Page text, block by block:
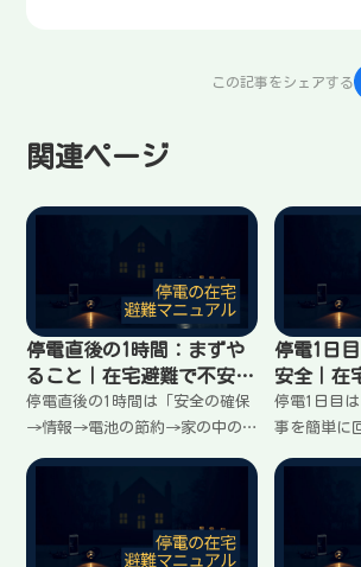
この記事をシェアする
関連ページ
停電直後の1時間：まずや
ること｜在宅避難で不安を
増やさない初動
停電直後の1時間は「安全の確保
→情報→電池の節約→家の中の
る。ブレーカー確認、明かりの
確保、冷蔵庫の扱い、スマホ電
池の守り方、家族連絡の最小ル
ールまで、在宅避難の初動を手
停電1日
安全｜在
の組み立
停電1日目
事を簡単に
の扱い、ス
数、明かり
を固定して
日の流れを